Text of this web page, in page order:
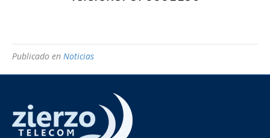
Publicado en Noticias